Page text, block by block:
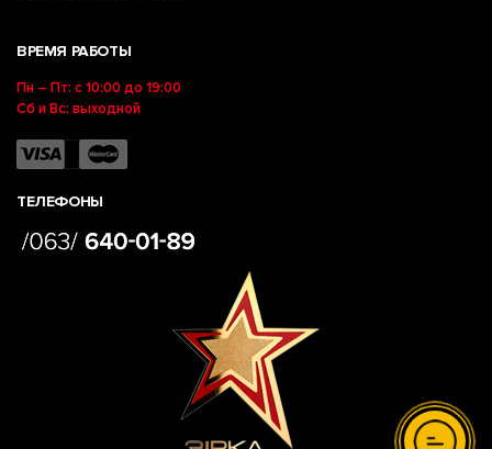
ВРЕМЯ РАБОТЫ
Пн – Пт: с 10:00 до 19:00
Сб и Вс: выходной
ТЕЛЕФОНЫ